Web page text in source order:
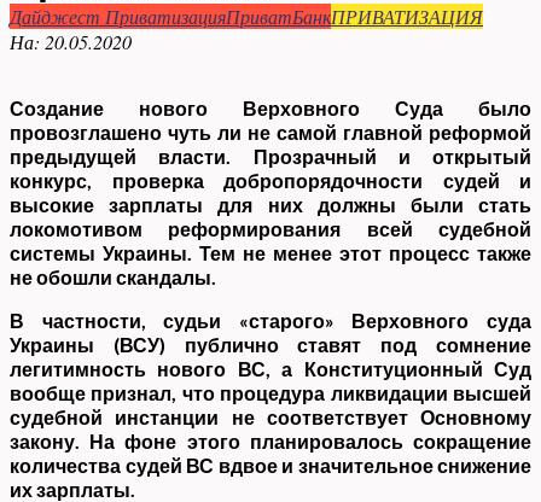
Дайджест ПриватизацияПриватБанкПРИВАТИЗАЦИЯ
На: 20.05.2020
Создание нового Верховного Суда было
провозглашено чуть ли не самой главной реформой
предыдущей власти. Прозрачный и открытый
конкурс, проверка добропорядочности судей и
высокие зарплаты для них должны были стать
локомотивом реформирования всей судебной
системы Украины. Тем не менее этот процесс также
не обошли скандалы.
В частности, судьи «старого» Верховного суда
Украины (ВСУ) публично ставят под сомнение
легитимность нового ВС, а Конституционный Суд
вообще признал, что процедура ликвидации высшей
судебной инстанции не соответствует Основному
закону. На фоне этого планировалось сокращение
количества судей ВС вдвое и значительное снижение
их зарплаты.